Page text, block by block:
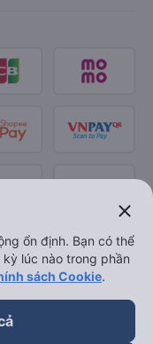
close
ổn định. Bạn có thể
lúc nào trong phần
sách Cookie.